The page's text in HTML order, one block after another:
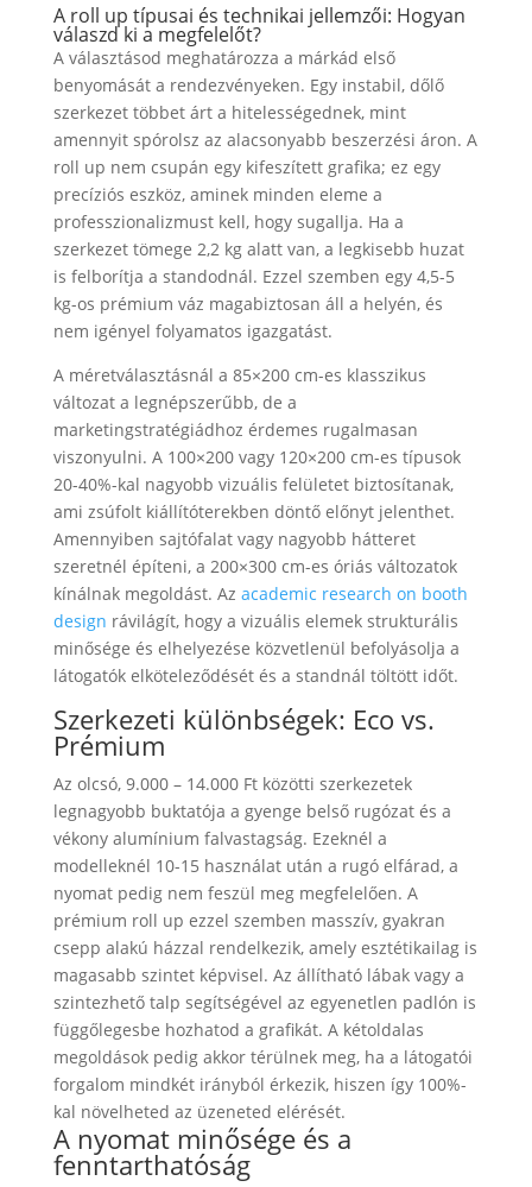
A roll up típusai és technikai jellemzői: Hogyan
válaszd ki a megfelelőt?
A választásod meghatározza a márkád első
benyomását a rendezvényeken. Egy instabil, dőlő
szerkezet többet árt a hitelességednek, mint
amennyit spórolsz az alacsonyabb beszerzési áron. A
roll up nem csupán egy kifeszített grafika; ez egy
precíziós eszköz, aminek minden eleme a
professzionalizmust kell, hogy sugallja. Ha a
szerkezet tömege 2,2 kg alatt van, a legkisebb huzat
is felborítja a standodnál. Ezzel szemben egy 4,5-5
kg-os prémium váz magabiztosan áll a helyén, és
nem igényel folyamatos igazgatást.
A méretválasztásnál a 85×200 cm-es klasszikus
változat a legnépszerűbb, de a
marketingstratégiádhoz érdemes rugalmasan
viszonyulni. A 100×200 vagy 120×200 cm-es típusok
20-40%-kal nagyobb vizuális felületet biztosítanak,
ami zsúfolt kiállítóterekben döntő előnyt jelenthet.
Amennyiben sajtófalat vagy nagyobb hátteret
szeretnél építeni, a 200×300 cm-es óriás változatok
kínálnak megoldást. Az academic research on booth
design rávilágít, hogy a vizuális elemek strukturális
minősége és elhelyezése közvetlenül befolyásolja a
látogatók elköteleződését és a standnál töltött időt.
Szerkezeti különbségek: Eco vs.
Prémium
Az olcsó, 9.000 – 14.000 Ft közötti szerkezetek
legnagyobb buktatója a gyenge belső rugózat és a
vékony alumínium falvastagság. Ezeknél a
modelleknél 10-15 használat után a rugó elfárad, a
nyomat pedig nem feszül meg megfelelően. A
prémium roll up ezzel szemben masszív, gyakran
csepp alakú házzal rendelkezik, amely esztétikailag is
magasabb szintet képvisel. Az állítható lábak vagy a
szintezhető talp segítségével az egyenetlen padlón is
függőlegesbe hozhatod a grafikát. A kétoldalas
megoldások pedig akkor térülnek meg, ha a látogatói
forgalom mindkét irányból érkezik, hiszen így 100%-
kal növelheted az üzeneted elérését.
A nyomat minősége és a
fenntarthatóság